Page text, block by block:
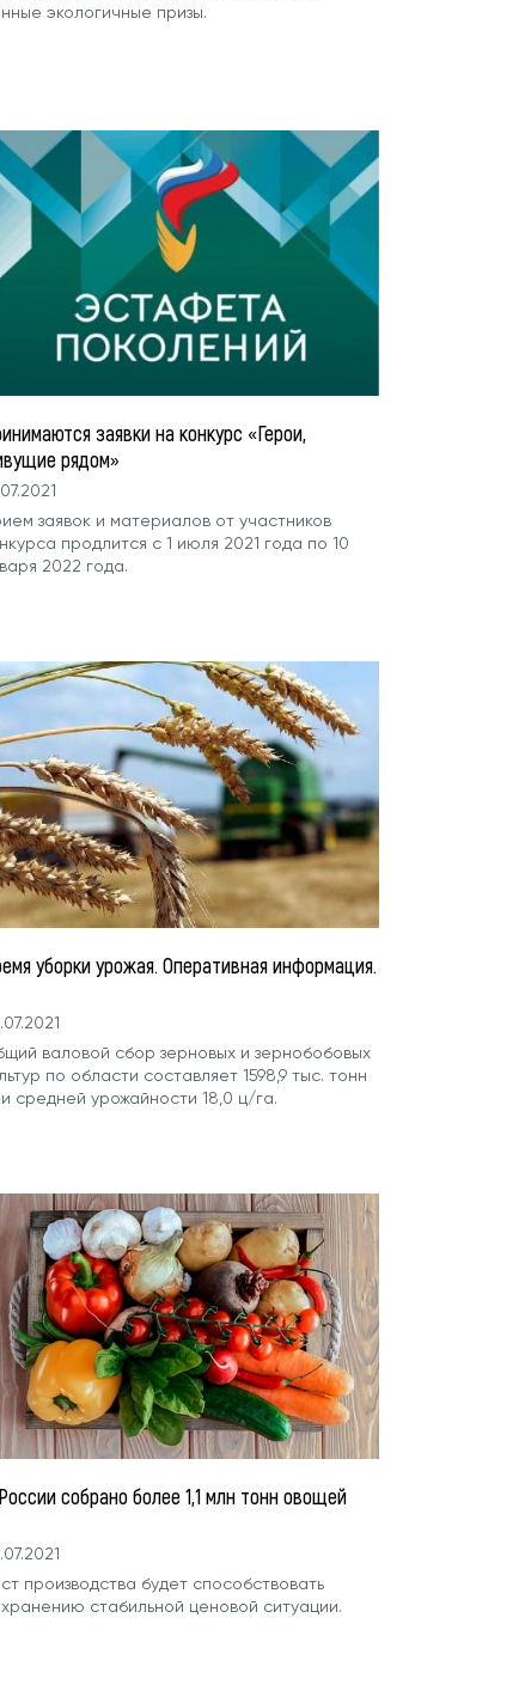
экологичные призы.
заявки на конкурс «Герои,
рядом»
заявок и материалов от участников
продлится с 1 июля 2021 года по 10
2022 года.
уборки урожая. Оперативная информация.
валовой сбор зерновых и зернобобовых
по области составляет 1598,9 тыс. тонн
средней урожайности 18,0 ц/га.
собрано более 1,1 млн тонн овощей
производства будет способствовать
стабильной ценовой ситуации.